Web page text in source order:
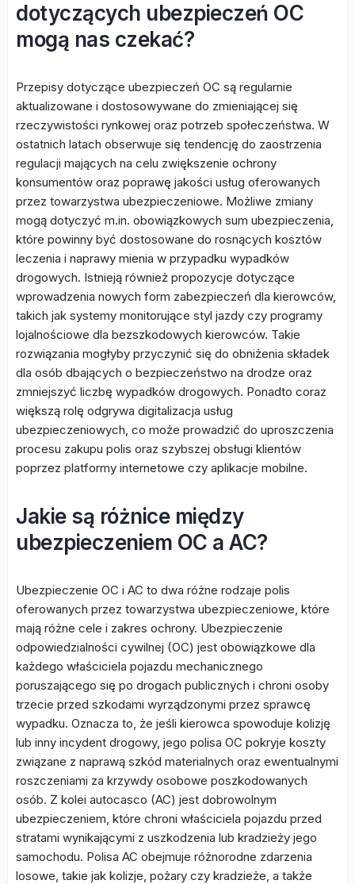
dotyczących ubezpieczeń OC
mogą nas czekać?
Przepisy dotyczące ubezpieczeń OC są regularnie
aktualizowane i dostosowywane do zmieniającej się
rzeczywistości rynkowej oraz potrzeb społeczeństwa. W
ostatnich latach obserwuje się tendencję do zaostrzenia
regulacji mających na celu zwiększenie ochrony
konsumentów oraz poprawę jakości usług oferowanych
przez towarzystwa ubezpieczeniowe. Możliwe zmiany
mogą dotyczyć m.in. obowiązkowych sum ubezpieczenia,
które powinny być dostosowane do rosnących kosztów
leczenia i naprawy mienia w przypadku wypadków
drogowych. Istnieją również propozycje dotyczące
wprowadzenia nowych form zabezpieczeń dla kierowców,
takich jak systemy monitorujące styl jazdy czy programy
lojalnościowe dla bezszkodowych kierowców. Takie
rozwiązania mogłyby przyczynić się do obniżenia składek
dla osób dbających o bezpieczeństwo na drodze oraz
zmniejszyć liczbę wypadków drogowych. Ponadto coraz
większą rolę odgrywa digitalizacja usług
ubezpieczeniowych, co może prowadzić do uproszczenia
procesu zakupu polis oraz szybszej obsługi klientów
poprzez platformy internetowe czy aplikacje mobilne.
Jakie są różnice między
ubezpieczeniem OC a AC?
Ubezpieczenie OC i AC to dwa różne rodzaje polis
oferowanych przez towarzystwa ubezpieczeniowe, które
mają różne cele i zakres ochrony. Ubezpieczenie
odpowiedzialności cywilnej (OC) jest obowiązkowe dla
każdego właściciela pojazdu mechanicznego
poruszającego się po drogach publicznych i chroni osoby
trzecie przed szkodami wyrządzonymi przez sprawcę
wypadku. Oznacza to, że jeśli kierowca spowoduje kolizję
lub inny incydent drogowy, jego polisa OC pokryje koszty
związane z naprawą szkód materialnych oraz ewentualnymi
roszczeniami za krzywdy osobowe poszkodowanych
osób. Z kolei autocasco (AC) jest dobrowolnym
ubezpieczeniem, które chroni właściciela pojazdu przed
stratami wynikającymi z uszkodzenia lub kradzieży jego
samochodu. Polisa AC obejmuje różnorodne zdarzenia
losowe, takie jak kolizje, pożary czy kradzieże, a także